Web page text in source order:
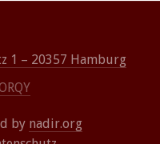
1 – 20357 Hamburg
by nadir.org